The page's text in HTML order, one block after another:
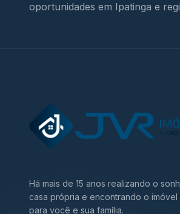
oportunidades em Ipatinga e
Há mais de 15 anos realizando o
casa própria e encontrando o imóvel
para você e sua família.